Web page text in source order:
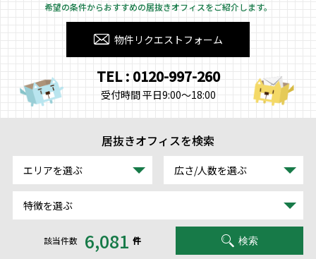
希望の条件からおすすめの居抜きオフィスをご紹介します。
物件リクエストフォーム
TEL : 0120-997-260
受付時間 平日9:00～18:00
居抜きオフィスを検索
エリアを選ぶ 広さ/人数を選ぶ
特徴を選ぶ
該当件数 6,081 件 検索